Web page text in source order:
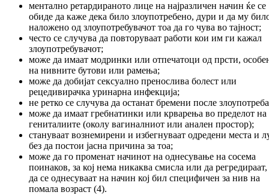
ментално ретардираното лице на најразличен начин ќе се
обиде да каже дека било злоупотребено, дури и да му
наложено од злоупотребувачот тоа да го чува во тајност;
често се случува да повторуваат работи кои им ги кажал
злоупотребувачот;
може да имаат модринки или отпечатоци од прсти,
на нивните бутови или рамења;
може да добијат сексуално пренослива болест или
рецедивирачка уринарна инфекција;
не ретко се случува да останат бремени после
може да имаат гребнатинки или крварења во пределот на
гениталиите (околу вагиналниот или анален простор);
стануваат вознемирени и избегнуваат одредени места и
без да постои јасна причина за тоа;
може да го променат начинот на однесување на сосема
поинаков, за кој нема никаква смисла или да регредираат,
да се однесуваат на начин кој бил специфичен за нив на
помала возраст (4).